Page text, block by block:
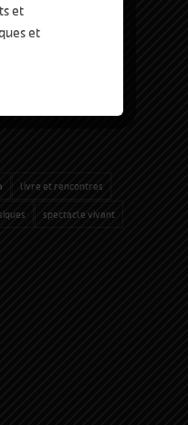
livre et rencontres
spectacle vivant
et
et